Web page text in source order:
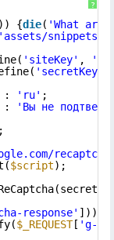
?
)) {die( 'What are
'assets/snippets/
'siteKey' ,
'secretKey'
: 'ru' ;
:
'Вы не
$script);
response' ])){
$_REQUEST[ 'g-